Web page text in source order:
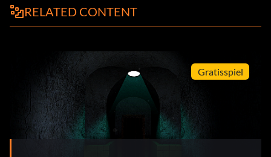
RELATED CONTENT
Gratisspiel